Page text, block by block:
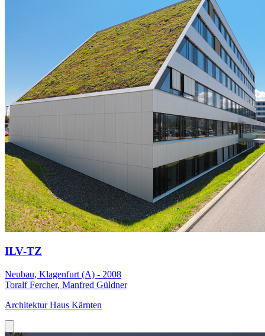
ILV-TZ
Neubau, Klagenfurt (A) - 2008
Toralf Fercher, Manfred Güldner
Architektur Haus Kärnten